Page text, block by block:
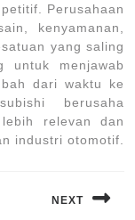
Perusahaan
kenyamanan,
yang saling
untuk menjawab
dari waktu ke
berusaha
relevan dan
industri otomotif.
NEXT